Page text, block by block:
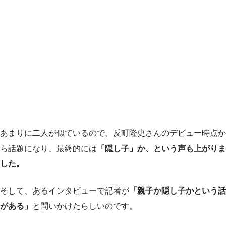
あまりに二人が似ているので、反町隆史さんのデビュー時点か
ら話題になり、最終的には 「隠し子」か、という声も上がりま
した。
そして、あるインタビューで記者が 「親子か隠し子かという話
がある」 と問いかけたらしいのです。